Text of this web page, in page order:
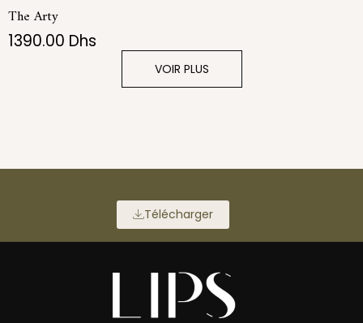
The Arty
1390.00 Dhs
VOIR PLUS
Télécharger